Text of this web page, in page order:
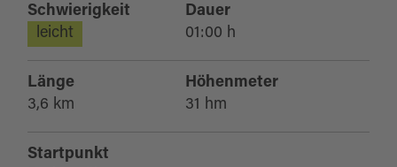
Schwierigkeit
leicht
Dauer
01:00 h
Länge
3,6 km
Höhenmeter
31 hm
Startpunkt